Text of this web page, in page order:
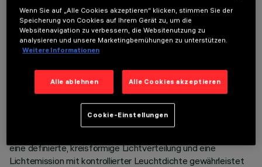
BESCHREIBUNG
Rechteckige Einbauleuchte mit LED. Strukturgehäuse aus
Korpus mit 15 Zellen aus Aluminiumdruckguss sieht die
Möglichkeit vor, die Lichtemission mit einer Schwenkung von
+/- 30° auszurichten. Hochauflösungsoptiken aus
metallisiertem Thermoplast, in zurückgesetzter Position in
den schwarzen Blendschutz integriert; das optische System
eine definierte, kreisförmige Lichtverteilung und eine
Lichtemission mit kontrollierter Leuchtdichte gewährleistet
Wenn Sie auf „Alle Cookies akzeptieren“ klicken, stimmen Sie der
Speicherung von Cookies auf Ihrem Gerät zu, um die
Websitenavigation zu verbessern, die Websitenutzung zu
analysieren und unsere Marketingbemühungen zu unterstützen.
Weitere Informationen
Alle ablehnen Alle Cookies akzeptieren
Cookie-Einstellungen